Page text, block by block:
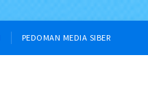
PEDOMAN MEDIA SIBER